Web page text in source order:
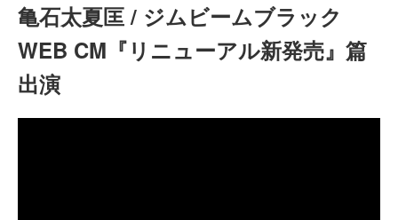
亀石太夏匡 / ジムビームブラック
WEB CM『リニューアル新発売』篇
出演